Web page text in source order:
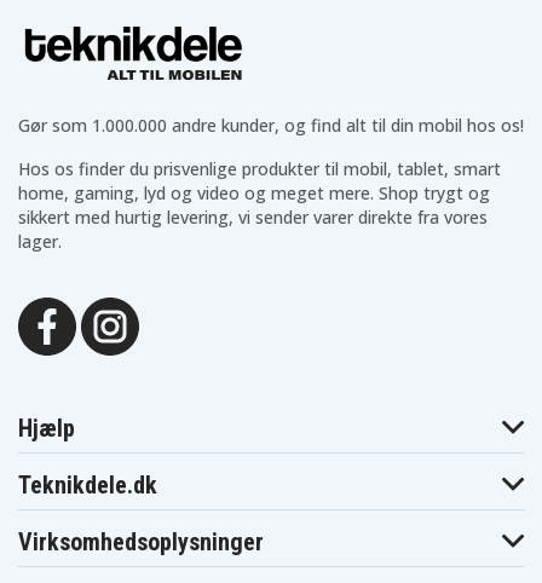
Gør som 1.000.000 andre kunder, og find alt til din mobil hos os!
Hos os finder du prisvenlige produkter til mobil, tablet, smart
home, gaming, lyd og video og meget mere. Shop trygt og
sikkert med hurtig levering, vi sender varer direkte fra vores
lager.
Hjælp
Teknikdele.dk
Virksomhedsoplysninger